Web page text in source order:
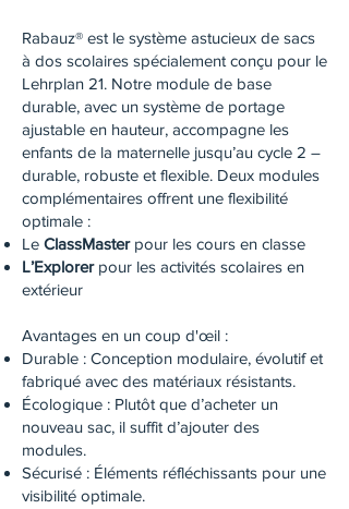
Rabauz® est le système astucieux de sacs
à dos scolaires spécialement conçu pour le
Lehrplan 21. Notre module de base
durable, avec un système de portage
ajustable en hauteur, accompagne les
enfants de la maternelle jusqu’au cycle 2 –
durable, robuste et flexible. Deux modules
complémentaires offrent une flexibilité
optimale :
Le ClassMaster pour les cours en classe
L’Explorerpour les activités scolaires en
extérieur
Avantages en un coup d'œil :
Durable : Conception modulaire, évolutif et
fabriqué avec des matériaux résistants.
Écologique : Plutôt que d’acheter un
nouveau sac, il suffit d’ajouter des
modules.
Sécurisé : Éléments réfléchissants pour une
visibilité optimale.